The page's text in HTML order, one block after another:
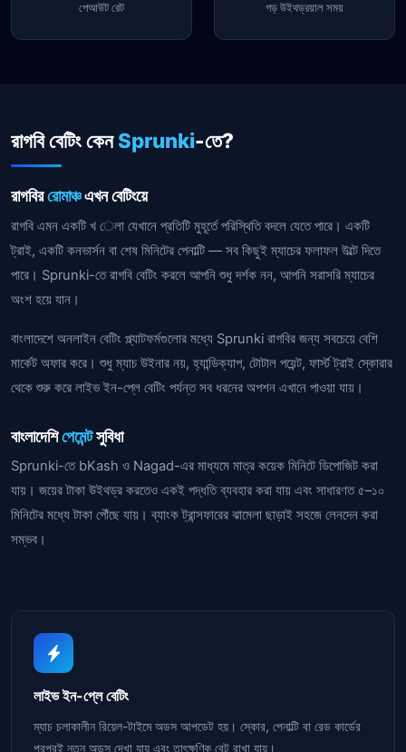
পেআউট রেট গড় উইথড্রয়াল সময়
রাগবি বেটিং কেনSprunki-তে?
রাগবিররোমাঞ্চএখন বেটিংয়ে
রাগবি এমন একটি খ েলা যেখানে প্রতিটি মুহূর্তে পরিস্থিতি বদলে যেতে পারে। একটি
ট্রাই, একটি কনভার্সন বা শেষ মিনিটের পেনাল্টি — সব কিছুই ম্যাচের ফলাফল উল্টে দিতে
পারে। Sprunki-তে রাগবি বেটিং করলে আপনি শুধু দর্শক নন, আপনি সরাসরি ম্যাচের
অংশ হয়ে যান।
বাংলাদেশে অনলাইন বেটিং প্ল্যাটফর্মগুলোর মধ্যে Sprunki রাগবির জন্য সবচেয়ে বেশি
মার্কেট অফার করে। শুধু ম্যাচ উইনার নয়, হ্যান্ডিক্যাপ, টোটাল পয়েন্ট, ফার্স্ট ট্রাই স্কোরার
থেকে শুরু করে লাইভ ইন-প্লে বেটিং পর্যন্ত সব ধরনের অপশন এখানে পাওয়া যায়।
বাংলাদেশিপেমেন্টসুবিধা
Sprunki-তে bKash ও Nagad-এর মাধ্যমে মাত্র কয়েক মিনিটে ডিপোজিট করা
যায়। জয়ের টাকা উইথড্র করতেও একই পদ্ধতি ব্যবহার করা যায় এবং সাধারণত ৫–১০
মিনিটের মধ্যে টাকা পৌঁছে যায়। ব্যাংক ট্রান্সফারের ঝামেলা ছাড়াই সহজে লেনদেন করা
সম্ভব।
লাইভ ইন-প্লে বেটিং
ম্যাচ চলাকালীন রিয়েল-টাইমে অডস আপডেট হয়। স্কোর, পেনাল্টি বা রেড কার্ডের
পরপরই নতুন অডস দেখা যায় এবং তাৎক্ষণিক বেট রাখা যায়।